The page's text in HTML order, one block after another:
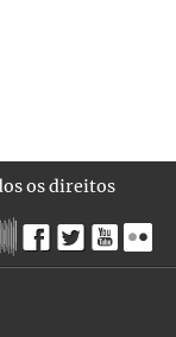
os direitos